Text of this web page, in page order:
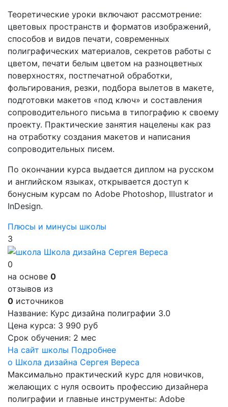
Теоретические уроки включают рассмотрение:
цветовых пространств и форматов изображений,
способов и видов печати, современных
полиграфических материалов, секретов работы с
цветом, печати белым цветом на разноцветных
поверхностях, постпечатной обработки,
фольгирования, резки, подбора вылетов в макете,
подготовки макетов «под ключ» и составления
сопроводительного письма в типографию к своему
проекту. Практические занятия нацелены как раз
на отработку создания макетов и написания
сопроводительных писем.
По окончании курса выдается диплом на русском
и английском языках, открывается доступ к
бонусным курсам по Adobe Photoshop, Illustrator и
InDesign.
Плюсы и минусы школы
3
0
на основе 0
отзывов из
0 источников
Название: Курс дизайна полиграфии 3.0
Цена курса: 3 990 руб
Срок обучения: 2 мес
На сайт школы Подробнее
о Школа дизайна Сергея Вереса
Максимально практический курс для новичков,
желающих с нуля освоить профессию дизайнера
полиграфии и главные инструменты: Adobe